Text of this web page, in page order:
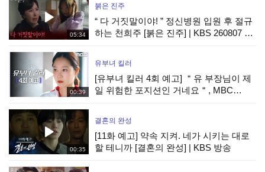
05:34
붉은 진주
“ 다 거짓말이야! ” 정신병원 입원 후 절규
하는 천희주 [붉은 진주] | KBS 260807 방
00:39
유부녀 킬러
[유부녀 킬러 4회 예고] ＂유 부장님이 제
일 위험한 포지션인 거네요＂, MBC
00:35
결혼의 완성
[11화 예고] 약속 지켜. 네가 시키는 대로
할 테니까 [결혼의 완성] | KBS 방송